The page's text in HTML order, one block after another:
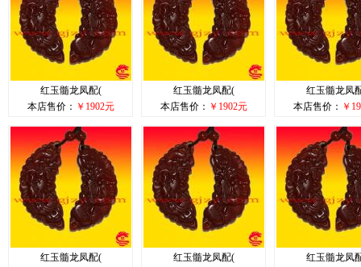
红玉髓龙凤配(
本店售价： ￥1902元
红玉髓龙凤配(
本店售价： ￥1902元
红玉髓龙凤
本店售价： ￥
红玉髓龙凤配(
红玉髓龙凤配(
红玉髓龙凤